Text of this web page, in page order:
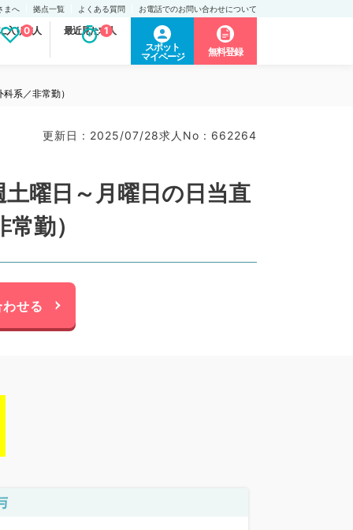
まへ 拠点一覧 よくある質問 お電話でのお問い合わせについて
入り求人
0 最近見た求人
1
スポット
マイページ
無料登録
系／非常勤）
更新日 : 2025/07/28求人No : 662264
曜日～月曜日の日当直
勤）
せる